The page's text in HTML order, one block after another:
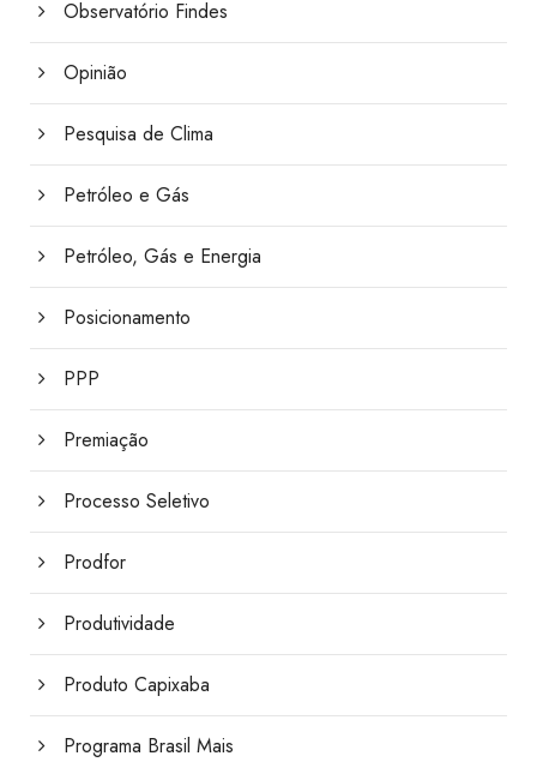
Observatório Findes
Opinião
Pesquisa de Clima
Petróleo e Gás
Petróleo, Gás e Energia
Posicionamento
PPP
Premiação
Processo Seletivo
Prodfor
Produtividade
Produto Capixaba
Programa Brasil Mais